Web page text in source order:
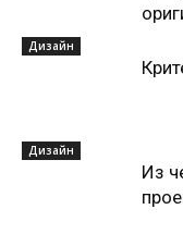
Дизайн
Дизайн
Из